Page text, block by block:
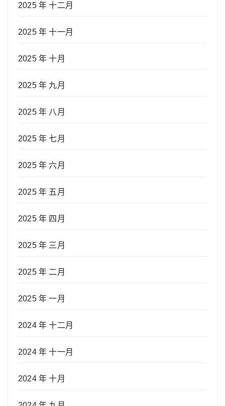
2025 年 十二月
2025 年 十一月
2025 年 十月
2025 年 九月
2025 年 八月
2025 年 七月
2025 年 六月
2025 年 五月
2025 年 四月
2025 年 三月
2025 年 二月
2025 年 一月
2024 年 十二月
2024 年 十一月
2024 年 十月